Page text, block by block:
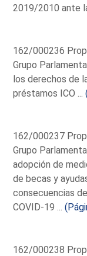
2019/2010 ante
162/000236
Grupo
los derechos de
préstamos ICO ...
162/000237
Grupo
adopción de
de becas y
consecuencias
COVID-19 ...
162/000238